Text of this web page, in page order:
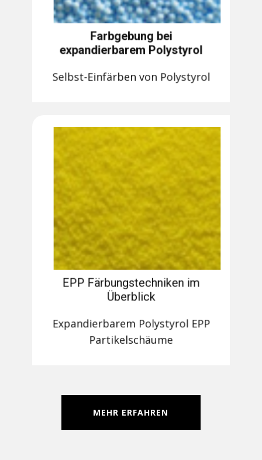
Farbgebung bei
expandierbarem Polystyrol
Selbst-Einfärben von Polystyrol
EPP Färbungstechniken im
Überblick
Expandierbarem Polystyrol EPP
Partikelschäume
MEHR ERFAHREN